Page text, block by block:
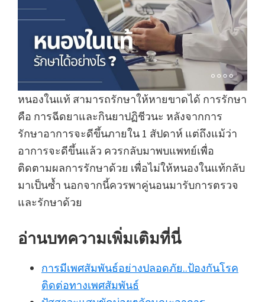
หนองในแท้ สามารถรักษาให้หายขาดได้ การรักษา
คือ การฉีดยาและกินยาปฏิชีวนะ หลังจากการ
รักษาอาการจะดีขึ้นภายใน 1 สัปดาห์ แต่ถึงแม้ว่า
อาการจะดีขึ้นแล้ว ควรกลับมาพบแพทย์เพื่อ
ติดตามผลการรักษาด้วย เพื่อไม่ให้หนองในแท้กลับ
มาเป็นซ้ำ นอกจากนี้ควรพาคู่นอนมารับการตรวจ
และรักษาด้วย
อ่านบทความเพิ่มเติมที่นี่
การมีเพศสัมพันธ์อย่างปลอดภัย..ป้องกันโรค
ติดต่อทางเพศสัมพันธ์